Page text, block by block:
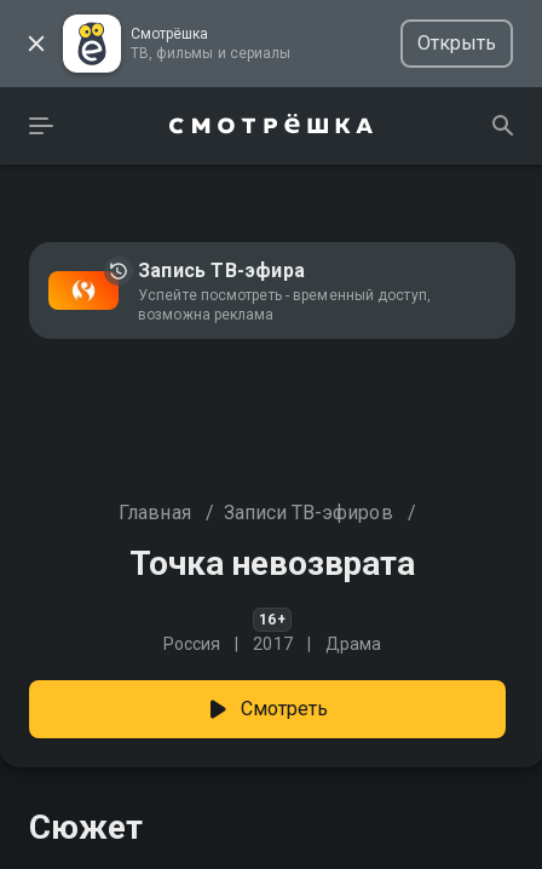
Смотрёшка
ТВ, фильмы и сериалы
Открыть
Запись ТВ-эфира
Успейте посмотреть - временный доступ,
возможна реклама
Главная / Записи ТВ-эфиров /
Точка невозврата
16+
Россия 2017 Драма
Смотреть
Сюжет